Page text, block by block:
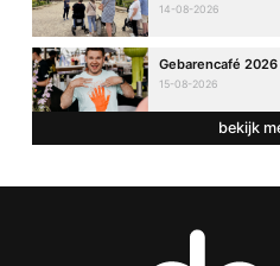
14-08-2026
Gebarencafé
15-08-2026
bekijk